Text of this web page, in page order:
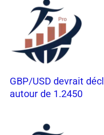
GBP/USD devrait
autour de 1.2450